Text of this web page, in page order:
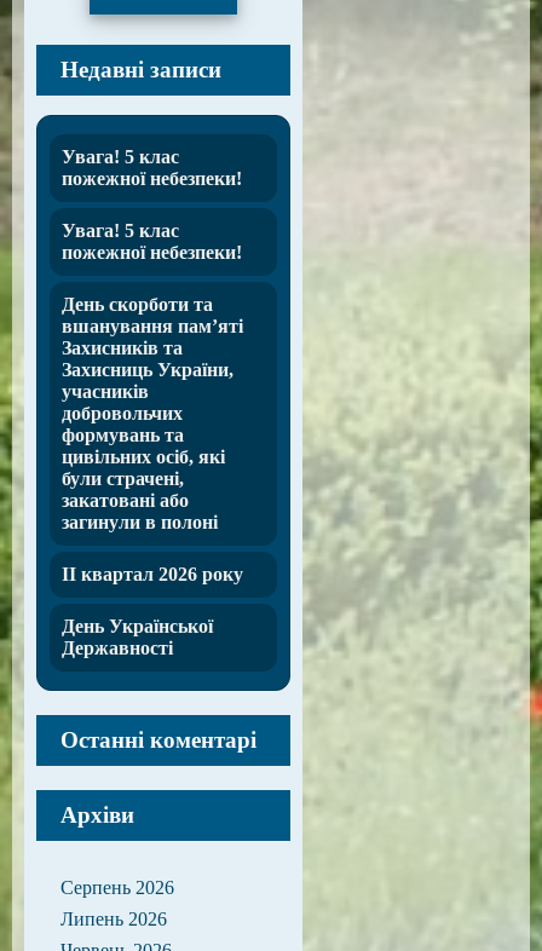
Недавні записи
Увага! 5 клас
пожежної небезпеки!
Увага! 5 клас
пожежної небезпеки!
День скорботи та
вшанування пам’яті
Захисників та
Захисниць України,
учасників
добровольчих
формувань та
цивільних осіб, які
були страчені,
закатовані або
загинули в полоні
ІІ квартал 2026 року
День Української
Державності
Останні коментарі
Архіви
Серпень 2026
Липень 2026